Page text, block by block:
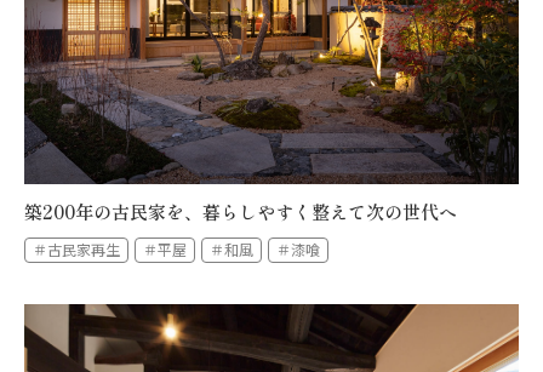
築200年の古民家を、暮らしやすく整えて次の世代へ
＃古民家再生 ＃平屋 ＃和風 ＃漆喰